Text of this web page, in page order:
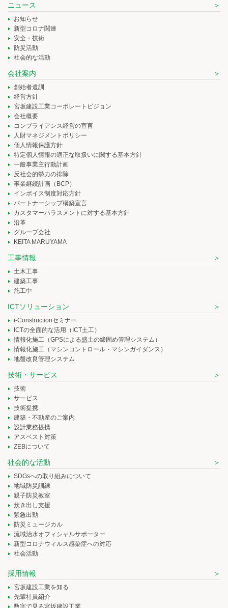
ニュース
お知らせ
新型コロナ関連
安全・技術
防災活動
社会的な活動
会社案内
創始者遺訓
経営方針
宮坂建設工業コーポレートビジョン
会社概要
コンプライアンス経営の宣言
人財マネジメントポリシー
個人情報保護方針
特定個人情報の適正な取扱いに関する基本方針
一般事業主行動計画
反社会的勢力の排除
事業継続計画（BCP）
インボイス制度対応方針
パートナーシップ構築宣言
カスタマーハラスメントに対する基本方針
沿革
グループ会社
KEITA MARUYAMA
工事情報
土木工事
建築工事
施工中
ICTソリューション
i-Constructionセミナー
ICTの全面的な活用（ICT土工）
情報化施工（GPSによる盛土の締固め管理システム）
情報化施工（マシンコントロール・マシンガイダンス）
地盤改良管理システム
技術・サービス
技術
サービス
技術提携
建築・不動産のご案内
設計業務提携
アスベスト対策
ZEBについて
社会的な活動
SDGsへの取り組みについて
地域防災訓練
親子防災教室
炊き出し支援
緊急出動
防災ミュージカル
流域治水オフィシャルサポーター
新型コロナウィルス感染症への対応
社会活動
採用情報
宮坂建設工業を知る
先輩社員紹介
数字で見る宮坂建設工業